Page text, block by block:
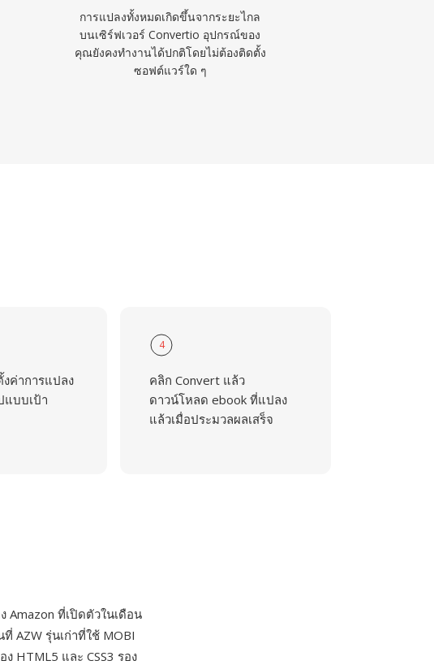
การแปลงทั้งหมดเกิดขึ้นจากระยะไกล
บนเซิร์ฟเวอร์ Convertio อุปกรณ์ของ
คุณยังคงทำงานได้ปกติโดยไม่ต้องติดตั้ง
ซอฟต์แวร์ใด ๆ
ค่าการแปลง
แบบเป้า
4
คลิก Convert แล้ว
ดาวน์โหลด ebook ที่แปลง
แล้วเมื่อประมวลผลเสร็จ
Amazon ที่เปิดตัวในเดือน
AZW รุ่นเก่าที่ใช้ MOBI
HTML5 และ CSS3 รอง